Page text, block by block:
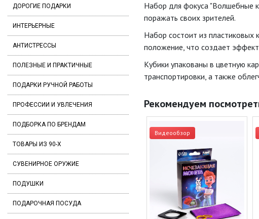
ДОРОГИЕ ПОДАРКИ
ИНТЕРЬЕРНЫЕ
АНТИСТРЕССЫ
ПОЛЕЗНЫЕ И ПРАКТИЧНЫЕ
ПОДАРКИ РУЧНОЙ РАБОТЫ
ПРОФЕССИИ И УВЛЕЧЕНИЯ
ПОДБОРКА ПО БРЕНДАМ
ТОВАРЫ ИЗ 90-Х
СУВЕНИРНОЕ ОРУЖИЕ
ПОДУШКИ
ПОДАРОЧНАЯ ПОСУДА
Набор для фокуса "Волшебные
поражать своих зрителей.
Набор состоит из пластиковых
положение, что создает эффект
Кубики упакованы в цветную
транспортировки, а также
Рекомендуем
Видеообзор